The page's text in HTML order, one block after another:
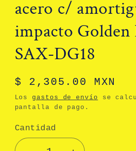
acero c/
impacto Golden
SAX-DG18
Precio
habitual
$ 2,305.00 MXN
Los gastos de envío
se
pantalla de pago.
Cantidad
Cantidad